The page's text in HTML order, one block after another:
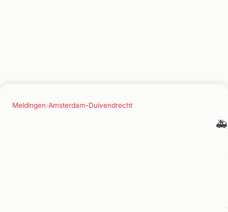
Meldingen›Amsterdam-Duivendrecht
🚑